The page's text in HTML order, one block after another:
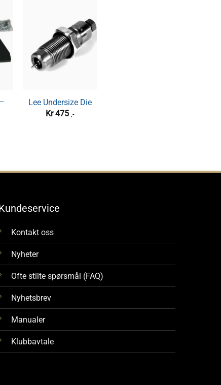
Lee Undersize Die
Kr475 ,-
Kontakt oss
Nyheter
Ofte stilte spørsmål (FAQ)
Nyhetsbrev
Manualer
Klubbavtale